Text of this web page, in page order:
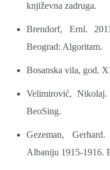
književna zadruga.
Brendorf, Ernl.
Beograd: Algoritam.
Bosanska vila, god.
Velimirović,
BeoSing.
Gezeman,
Albaniju 1915-1916.